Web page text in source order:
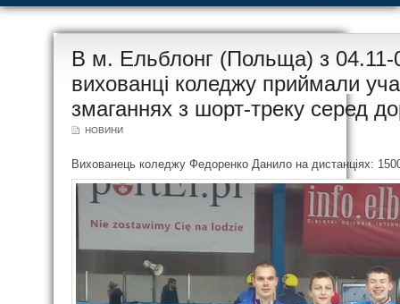
20
В м. Ельблонг (Польща) з 04.11-
вихованці коледжу приймали
змаганнях з шорт-треку серед
НОВИНИ
Вихованець коледжу Федоренко Данило на дистанціях: